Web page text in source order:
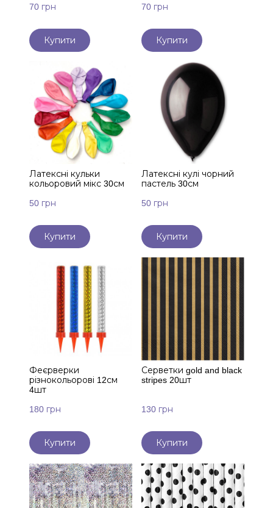
70 грн
Купити
70 грн
Купити
Латексні кульки
кольоровий мікс 30см
50 грн
Купити
Латексні кулі чорний
пастель 30см
50 грн
Купити
Феєрверки
різнокольорові 12см
4шт
180 грн
Купити
Серветки gold and black
stripes 20шт
130 грн
Купити